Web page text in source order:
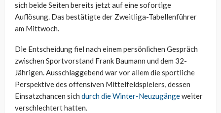
sich beide Seiten bereits jetzt auf eine sofortige
Auflösung. Das bestätigte der Zweitliga-Tabellenführer
am Mittwoch.
Die Entscheidung fiel nach einem persönlichen Gespräch
zwischen Sportvorstand Frank Baumann und dem 32-
Jährigen. Ausschlaggebend war vor allem die sportliche
Perspektive des offensiven Mittelfeldspielers, dessen
Einsatzchancen sich durch die Winter-Neuzugängeweiter
verschlechtert hatten.